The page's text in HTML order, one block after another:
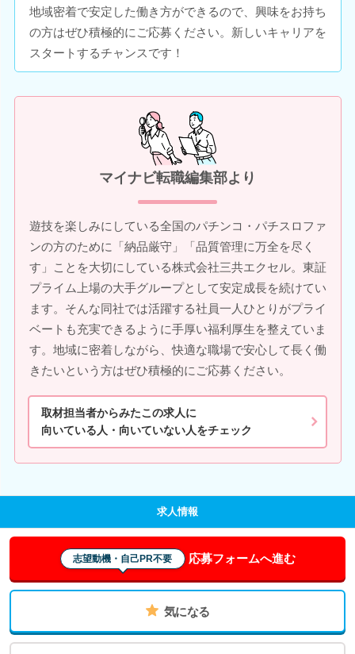
地域密着で安定した働き方ができるので、興味をお持ち
の方はぜひ積極的にご応募ください。新しいキャリアを
スタートするチャンスです！
マイナビ転職編集部より
遊技を楽しみにしている全国のパチンコ・パチスロファ
ンの方のために「納品厳守」「品質管理に万全を尽く
す」ことを大切にしている株式会社三共エクセル。東証
プライム上場の大手グループとして安定成長を続けてい
ます。そんな同社では活躍する社員一人ひとりがプライ
ベートも充実できるように手厚い福利厚生を整えていま
す。地域に密着しながら、快適な職場で安心して長く働
きたいという方はぜひ積極的にご応募ください。
取材担当者からみたこの求人に
向いている人・向いていない人をチェック
求人情報
志望動機・自己PR不要 応募フォームへ進む
気になる